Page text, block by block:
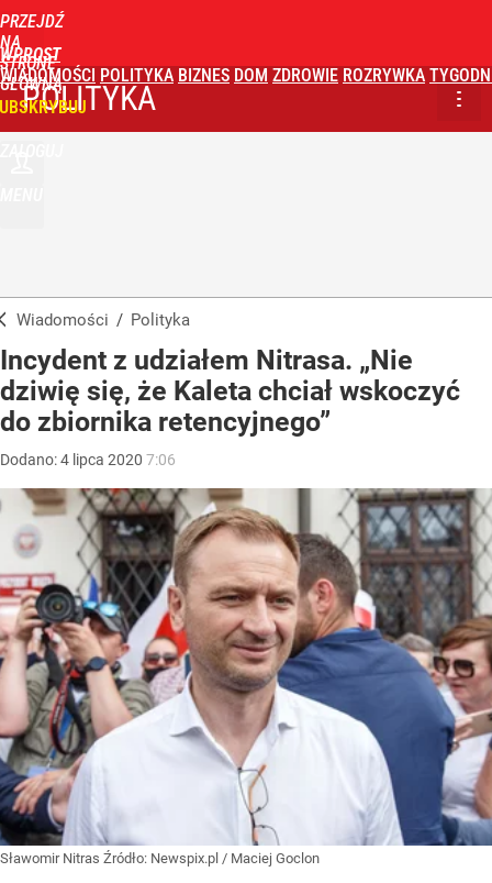
PRZEJDŹ
NA
STRONĘ
GŁÓWNĄ
WPROST
WIADOMOŚCI POLITYKA BIZNES DOM ZDROWIE ROZRYWKA
POLITYKA
Wiadomości / Polityka
Incydent z udziałem Nitrasa. „Nie
dziwię się, że Kaleta chciał wskoczyć
do zbiornika retencyjnego”
Dodano:4 lipca 2020 7:06
Sławomir Nitras Źródło: Newspix.pl / Maciej Goclon